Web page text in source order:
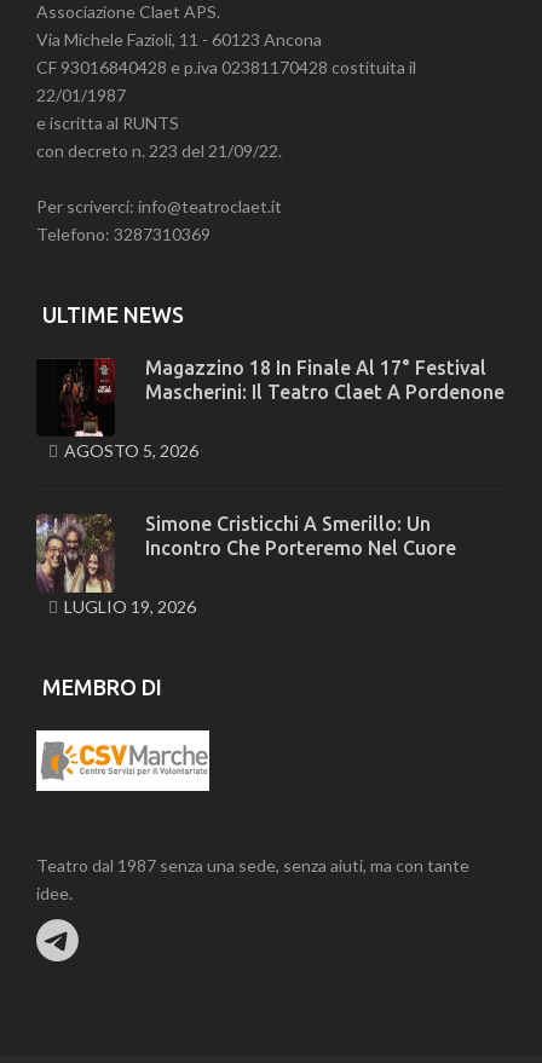
Associazione Claet APS.
Via Michele Fazioli, 11 - 60123 Ancona
CF 93016840428 e p.iva 02381170428 costituita il
22/01/1987
e iscritta al RUNTS
con decreto n. 223 del 21/09/22.
Per scriverci: info@teatroclaet.it
Telefono: 3287310369
ULTIME NEWS
Magazzino 18 In Finale Al 17° Festival
Mascherini: Il Teatro Claet A Pordenone
AGOSTO 5, 2026
Simone Cristicchi A Smerillo: Un
Incontro Che Porteremo Nel Cuore
LUGLIO 19, 2026
MEMBRO DI
Teatro dal 1987 senza una sede, senza aiuti, ma con tante
idee.